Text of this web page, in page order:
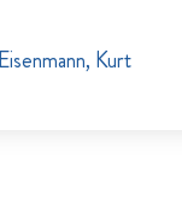
Eisenmann, Kurt